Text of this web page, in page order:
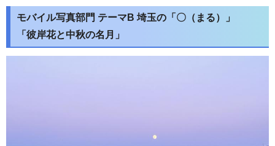
モバイル写真部門 テーマB 埼玉の「〇（まる）」
「彼岸花と中秋の名月」